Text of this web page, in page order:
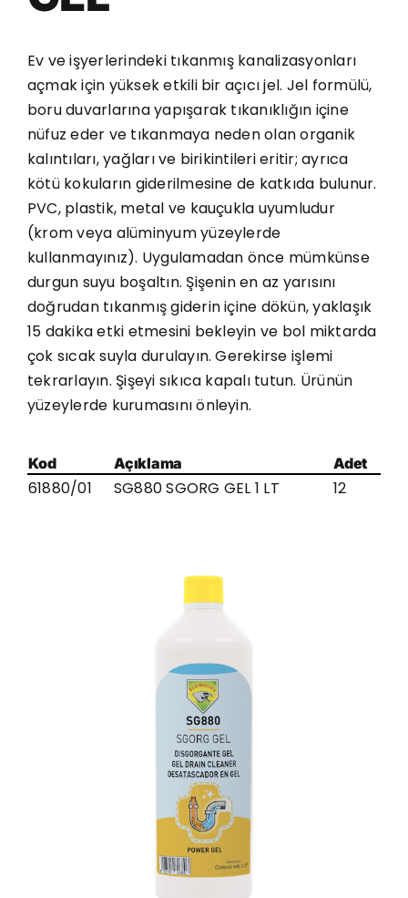
Ev ve işyerlerindeki tıkanmış kanalizasyonları
açmak için yüksek etkili bir açıcı jel. Jel formülü,
boru duvarlarına yapışarak tıkanıklığın içine
nüfuz eder ve tıkanmaya neden olan organik
kalıntıları, yağları ve birikintileri eritir; ayrıca
kötü kokuların giderilmesine de katkıda bulunur.
PVC, plastik, metal ve kauçukla uyumludur
(krom veya alüminyum yüzeylerde
kullanmayınız). Uygulamadan önce mümkünse
durgun suyu boşaltın. Şişenin en az yarısını
doğrudan tıkanmış giderin içine dökün, yaklaşık
15 dakika etki etmesini bekleyin ve bol miktarda
çok sıcak suyla durulayın. Gerekirse işlemi
tekrarlayın. Şişeyi sıkıca kapalı tutun. Ürünün
yüzeylerde kurumasını önleyin.
Kod Açıklama Adet
61880/01 SG880 SGORG GEL 1 LT 12